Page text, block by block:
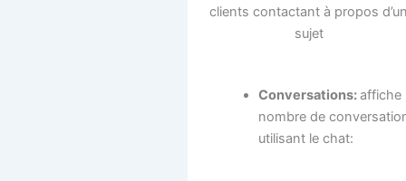
clients contactant à propos
sujet
Conversations:affiche
nombre de
utilisant le chat: